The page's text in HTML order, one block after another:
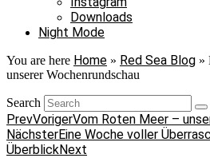
Downloads
Night Mode
You are here Home » Red Sea Blog »
unserer Wochenrundschau
Search
PrevVorigerVom Roten Meer –
NächsterEine Woche voller
ÜberblickNext